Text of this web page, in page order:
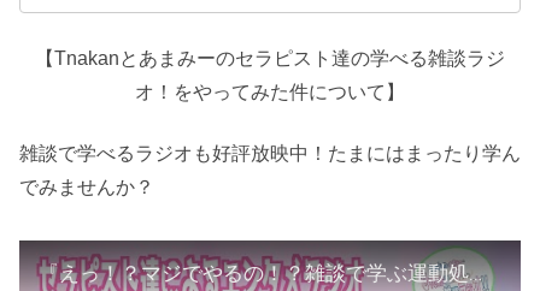
【Tnakanとあまみーのセラピスト達の学べる雑談ラジ
オ！をやってみた件について】
雑談で学べるラジオも好評放映中！たまにはまったり学ん
でみませんか？
『えっ！？マジでやるの！？雑談で学ぶ運動処方とか！！』【Tnakanとあまみーのセラピスト達の学べる雑談ラジオ！をやってみた件について】